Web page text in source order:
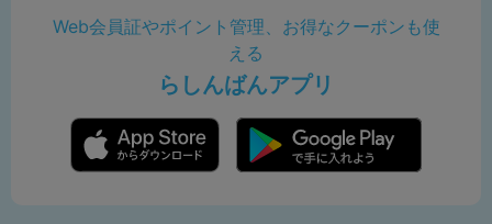
Web会員証やポイント管理、お得なクーポンも使
える
らしんばんアプリ